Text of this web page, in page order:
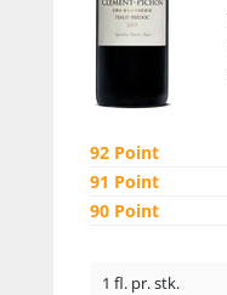
92 Point
91 Point
90 Point
1 fl. pr. stk.